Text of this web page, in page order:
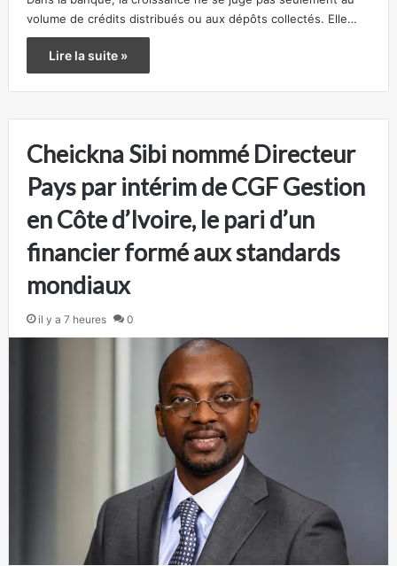
volume de crédits distribués ou aux dépôts collectés. Elle…
Lire la suite »
Cheickna Sibi nommé Directeur
Pays par intérim de CGF Gestion
en Côte d’Ivoire, le pari d’un
financier formé aux standards
mondiaux
il y a 7 heures 0